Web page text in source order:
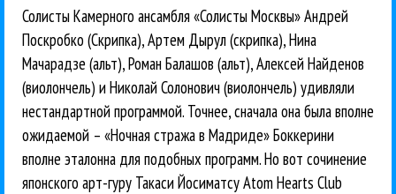
Солисты Камерного ансамбля «Солисты Москвы» Андрей
Поскробко (Скрипка), Артем Дырул (скрипка), Нина
Мачарадзе (альт), Роман Балашов (альт), Алексей Найденов
(виолончель) и Николай Солонович (виолончель) удивляли
нестандартной программой. Точнее, сначала она была вполне
ожидаемой – «Ночная стража в Мадриде» Боккерини
вполне эталонна для подобных программ. Но вот сочинение
японского арт-гуру Такаси Йосиматсу Atom Hearts Club